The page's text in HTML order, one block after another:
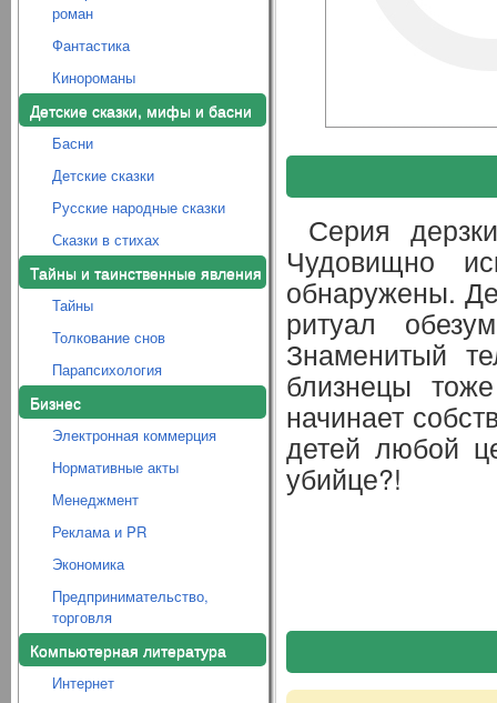
роман
Фантастика
Кинороманы
Детские сказки, мифы и басни
Басни
Детские сказки
Русские народные сказки
Сказки в стихах
Тайны и таинственные явления
Тайны
Толкование снов
Парапсихология
Бизнес
Электронная коммерция
Нормативные акты
Менеджмент
Реклама и PR
Экономика
Предпринимательство,
торговля
Компьютерная литература
Интернет
Серия
Чудовищно
обнаружены.
ритуал
Знаменитый
близнецы
начинает
детей любой
убийце?!